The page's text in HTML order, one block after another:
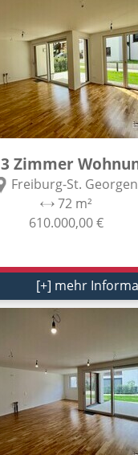
3 Zimmer
Freiburg-St. Georgen
72 m²
610.000,00 €
[+] mehr